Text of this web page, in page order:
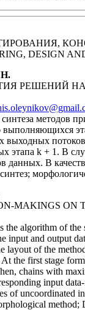
DESIGN
Н.
РЕШЕНИЙ
методов
выполняющихся
выходных
этапа k + 1. В
данных. В
MAKINGS ON
the algorithm of
input and output
layout of the
At the first stage
chains with
input
of uncoordinated
method;